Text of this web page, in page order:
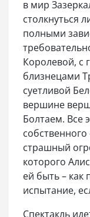
в мир
столкнуться
полными
Королевой, с
близнецами
суетливой
вершине
Болтаем. Все
страшный
которого
ей быть –
испытание,
Спектакль